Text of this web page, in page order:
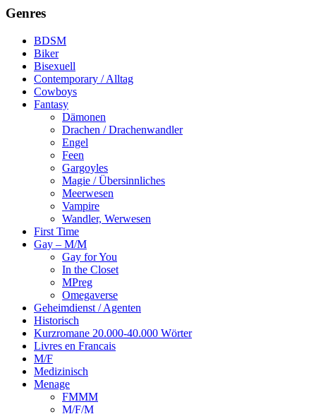
Genres
BDSM
Biker
Bisexuell
Contemporary / Alltag
Cowboys
Fantasy
Dämonen
Drachen / Drachenwandler
Engel
Feen
Gargoyles
Magie / Übersinnliches
Meerwesen
Vampire
Wandler, Werwesen
First Time
Gay – M/M
Gay for You
In the Closet
MPreg
Omegaverse
Geheimdienst / Agenten
Historisch
Kurzromane 20.000-40.000 Wörter
Livres en Francais
M/F
Medizinisch
Menage
FMMM
M/F/M